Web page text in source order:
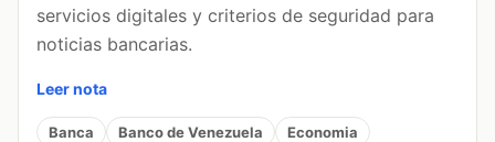
servicios digitales y criterios de seguridad para
noticias bancarias.
Leer nota
Banca Banco de Venezuela
Economia